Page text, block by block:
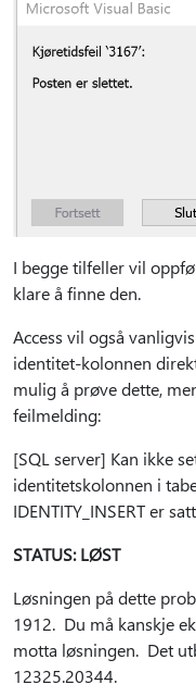
I begge tilfeller vil
klare å finne den.
Access vil også
identitet-kolonnen
mulig å prøve dette,
feilmelding:
[SQL server] Kan ikke
identitetskolonnen i
IDENTITY_INSERT er
STATUS: LØST
Løsningen på dette
1912. Du må kanskje
motta løsningen. Det
12325.20344.